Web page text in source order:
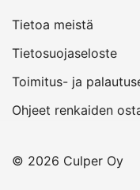
Tietoa meistä
Tietosuojaseloste
Toimitus- ja
Ohjeet renkaiden
© 2026 Culper Oy